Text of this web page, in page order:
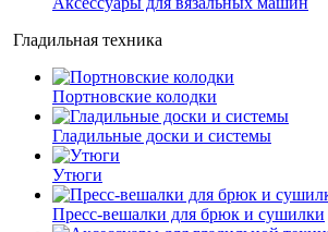
Гладильная техника
Портновские колодки
Гладильные доски и системы
Утюги
Пресс-вешалки для брюк и сушилки